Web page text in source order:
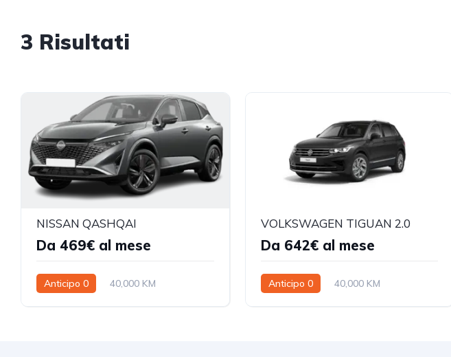
3 Risultati
NISSAN QASHQAI
Da 469€ al mese
Anticipo 0
40,000 KM
VOLKSWAGEN TIGUAN 2.0
Da 642€ al mese
Anticipo 0
40,000 KM